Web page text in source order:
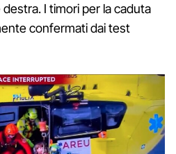
I timori per la caduta
confermati dai test